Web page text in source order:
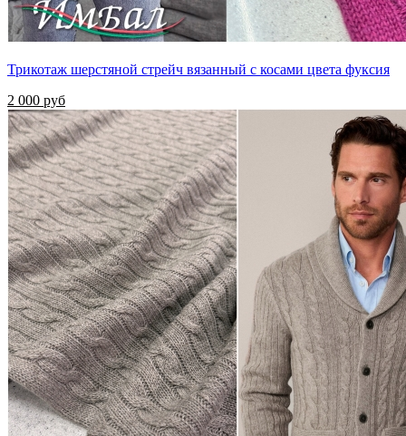
Трикотаж шерстяной стрейч вязанный с косами цвета фуксия
2 000 руб